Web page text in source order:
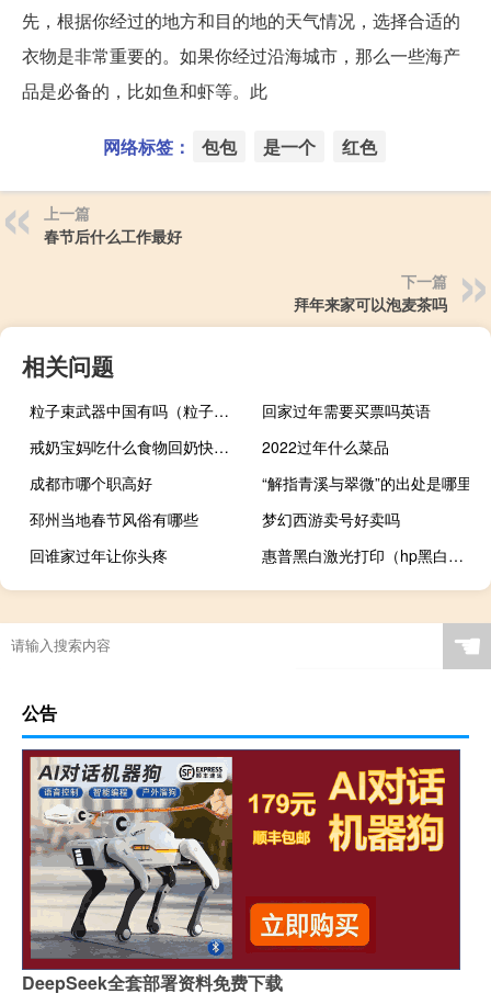
先，根据你经过的地方和目的地的天气情况，选择合适的
衣物是非常重要的。如果你经过沿海城市，那么一些海产
品是必备的，比如鱼和虾等。此
网络标签： 包包 是一个 红色
上一篇
春节后什么工作最好
下一篇
拜年来家可以泡麦茶吗
相关问题
粒子束武器中国有吗（粒子束武器是指什么武器）
回家过年需要买票吗英语
戒奶宝妈吃什么食物回奶快（吃什么食物会回奶）
2022过年什么菜品
成都市哪个职高好
“解指青溪与翠微”的出处是哪里
邳州当地春节风俗有哪些
梦幻西游卖号好卖吗
回谁家过年让你头疼
惠普黑白激光打印（hp黑白激光打印机）
☚
公告
DeepSeek全套部署资料免费下载